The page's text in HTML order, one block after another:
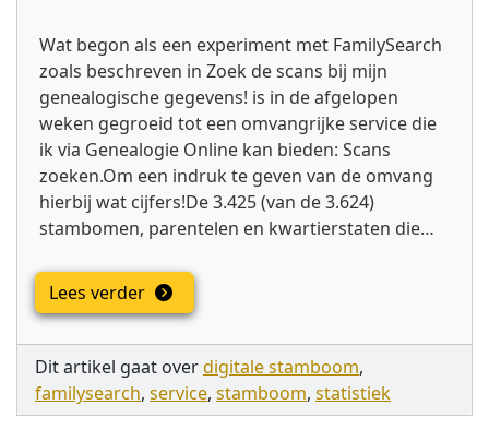
Wat begon als een experiment met FamilySearch
zoals beschreven in Zoek de scans bij mijn
genealogische gegevens! is in de afgelopen
weken gegroeid tot een omvangrijke service die
ik via Genealogie Online kan bieden: Scans
zoeken.Om een indruk te geven van de omvang
hierbij wat cijfers!De 3.425 (van de 3.624)
stambomen, parentelen en kwartierstaten die…
Lees verder
Dit artikel gaat overdigitale stamboom,
familysearch, service, stamboom, statistiek